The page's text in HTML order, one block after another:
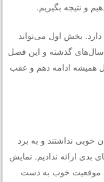
و نتیجه بگیریم.
بخش اول می‌تواند
گذشته و این فصل
همیشه ادامه دهم و عقب
نداشتند و به برد
بدی ارائه ندادیم. نمایش
داشتیم و در رفسنجان مقابل تراکتور ۷-۶ موقعیت خوب به دست